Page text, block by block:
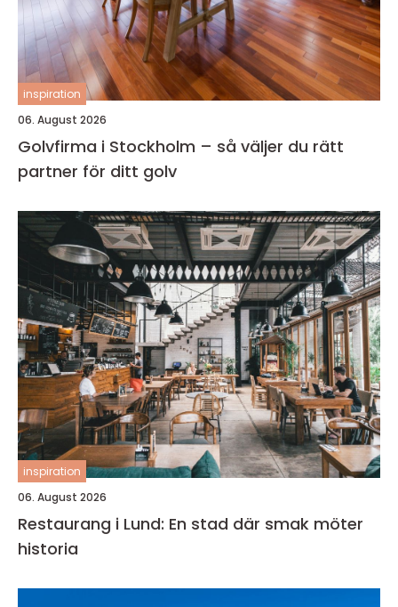
inspiration
06. August 2026
Golvfirma i Stockholm – så väljer du rätt
partner för ditt golv
inspiration
06. August 2026
Restaurang i Lund: En stad där smak möter
historia